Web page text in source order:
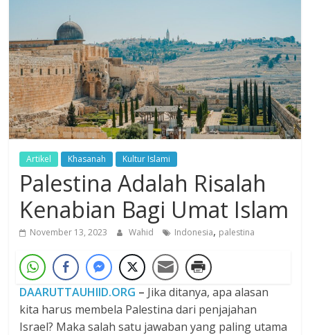
Ikhtiar
Artikel Khasanah Kultur Islami
Palestina Adalah Risalah
Kenabian Bagi Umat Islam
November 13, 2023 Wahid Indonesia, palestina
DAARUTTAUHIID.ORG – Jika ditanya, apa alasan
kita harus membela Palestina dari penjajahan
Israel? Maka salah satu jawaban yang paling utama